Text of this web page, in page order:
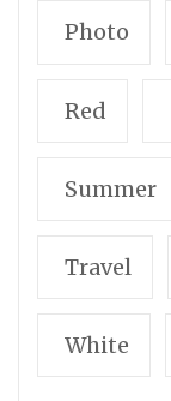
Photo
Red
Summer
Travel
White